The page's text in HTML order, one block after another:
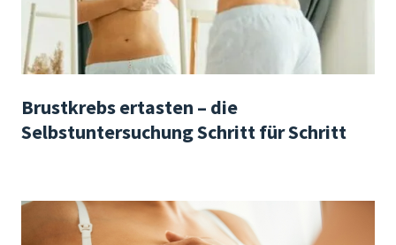
Brustkrebs ertasten – die
Selbstuntersuchung Schritt für Schritt